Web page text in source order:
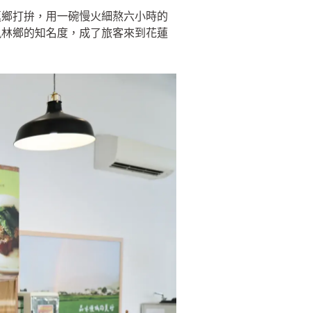
打拚，用一碗慢火細熬六小時的
鄉的知名度，成了旅客來到花蓮